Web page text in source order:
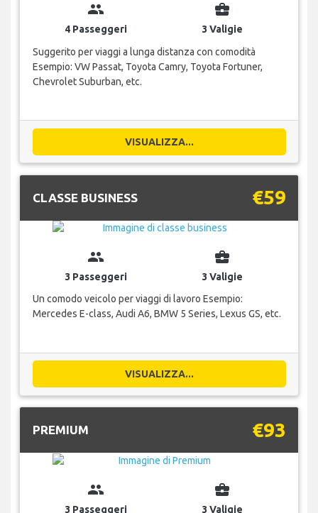
group
4 Passeggeri
business_center
3 Valigie
Suggerito per viaggi a lunga distanza con comodità
Esempio: VW Passat, Toyota Camry, Toyota Fortuner,
Chevrolet Suburban, etc.
VISUALIZZA...
CLASSE BUSINESS €59
group
3 Passeggeri
business_center
3 Valigie
Un comodo veicolo per viaggi di lavoro Esempio:
Mercedes E-class, Audi A6, BMW 5 Series, Lexus GS, etc.
VISUALIZZA...
PREMIUM €93
group
3 Passeggeri
business_center
3 Valigie